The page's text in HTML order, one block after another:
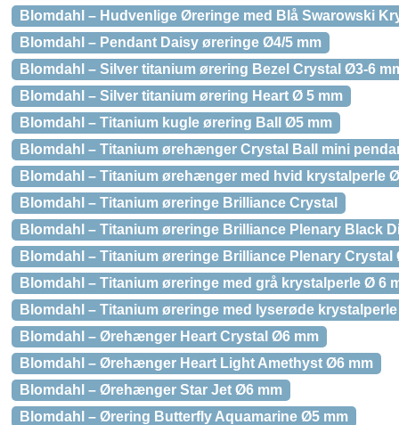
Blomdahl – Hudvenlige Øreringe med Blå Swarowski
Blomdahl – Pendant Daisy øreringe Ø4/5 mm
Blomdahl – Silver titanium ørering Bezel Crystal Ø3-6
Blomdahl – Silver titanium ørering Heart Ø 5 mm
Blomdahl – Titanium kugle ørering Ball Ø5 mm
Blomdahl – Titanium ørehænger Crystal Ball mini
Blomdahl – Titanium ørehænger med hvid krystalperle
Blomdahl – Titanium øreringe Brilliance Crystal
Blomdahl – Titanium øreringe Brilliance Plenary Black
Blomdahl – Titanium øreringe Brilliance Plenary Crystal
Blomdahl – Titanium øreringe med grå krystalperle Ø 6
Blomdahl – Titanium øreringe med lyserøde krystalperle
Blomdahl – Ørehænger Heart Crystal Ø6 mm
Blomdahl – Ørehænger Heart Light Amethyst Ø6 mm
Blomdahl – Ørehænger Star Jet Ø6 mm
Blomdahl – Ørering Butterfly Aquamarine Ø5 mm